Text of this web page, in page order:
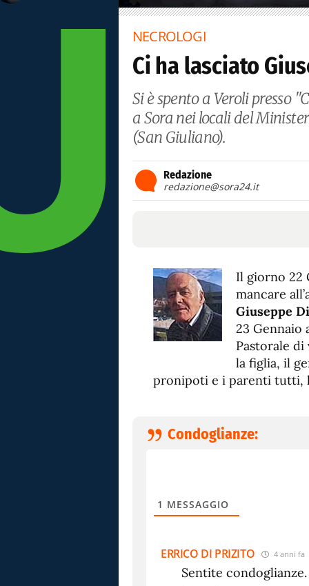
NECROLOGI
Ci ha lasciato
Si è spento a Veroli presso
a Sora nei locali del
(San Giuliano).
Redazione
redazione@sora24.it
Il giorno 22
mancare
Giuseppe
23 Gennaio
Pastorale di
la figlia, il
pronipoti e i parenti tutti,
Condoglianze:
1 MESSAGGIO
ERRICO DI PRIZITO 4 anni fa
Sentite condoglianze.